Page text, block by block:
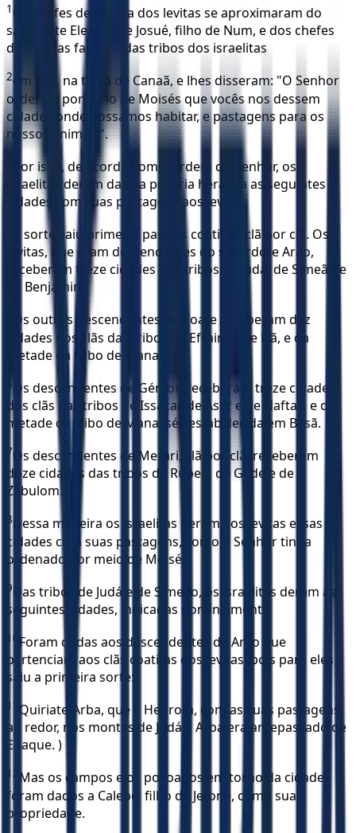
1 Os chefes de família dos levitas se aproximaram do
sacerdote Eleazar, de Josué, filho de Num, e dos chefes
das outras famílias das tribos dos israelitas
2em Siló, na terra de Canaã, e lhes disseram: "O Senhor
ordenou por meio de Moisés que vocês nos dessem
cidades onde possamos habitar, e pastagens para os
nossos animais".
Por isso, de acordo com a ordem do Senhor, os
israelitas deram da sua própria herança as seguintes
cidades com suas pastagens aos levitas:
A sorte saiu primeiro para os coatitas, clã por clã. Os
levitas, que eram descendentes do sacerdote Arão,
receberam treze cidades das tribos de Judá, de Simeão e
de Benjamim.
Os outros descendentes de Coate receberam dez
cidades dos clãs das tribos de Efraim e de Dã, e da
metade da tribo de Manassés.
6
Os descendentes de Gérson receberam treze cidades
dos clãs das tribos de Issacar, de Aser e de Naftali, e da
metade da tribo de Manassés estabelecida em Basã.
7Os descendentes de Merari, clã por clã, receberam
doze cidades das tribos de Rúben, de Gade e de
Zebulom.
8
Dessa maneira os israelitas deram aos levitas essas
cidades com suas pastagens, como o Senhor tinha
ordenado por meio de Moisés.
9
Das tribos de Judá e de Simeão, os israelitas deram as
seguintes cidades, indicadas nominalmente.
10 Foram dadas aos descendentes de Arão que
pertenciam aos clãs coatitas dos levitas, pois para eles
saiu a primeira sorte:
11
Quiriate-Arba, que é Hebrom, com as suas pastagens
ao redor, nos montes de Judá. ( Arba era antepassado de
Enaque. )
12 Mas os campos e os povoados em torno da cidade
foram dados a Calebe, filho de Jefoné, como sua
propriedade.